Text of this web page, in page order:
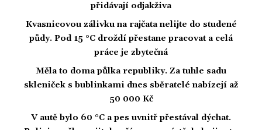
přidávají odjakživa
Kvasnicovou zálivku na rajčata nelijte do studené
půdy. Pod 15 °C droždí přestane pracovat a celá
práce je zbytečná
Měla to doma půlka republiky. Za tuhle sadu
skleniček s bublinkami dnes sběratelé nabízejí až
50 000 Kč
V autě bylo 60 °C a pes uvnitř přestával dýchat.